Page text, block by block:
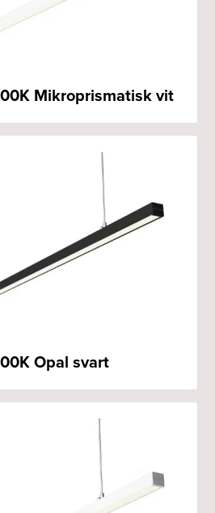
Mikroprismatisk vit
Opal svart